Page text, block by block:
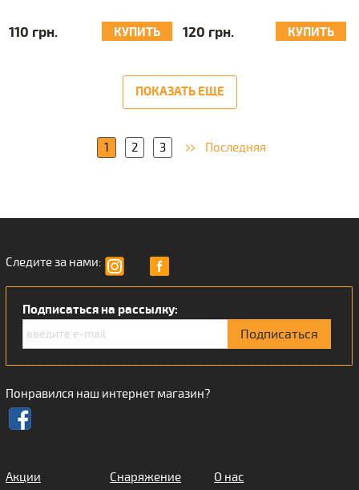
110 грн. КУПИТЬ 120 грн. КУПИТЬ
ПОКАЗАТЬ ЕЩЕ
1 2 3 Последняя
Следите за нами:
Подписаться на рассылку:
Понравился наш интернет магазин?
Акции
Снаряжение
О нас